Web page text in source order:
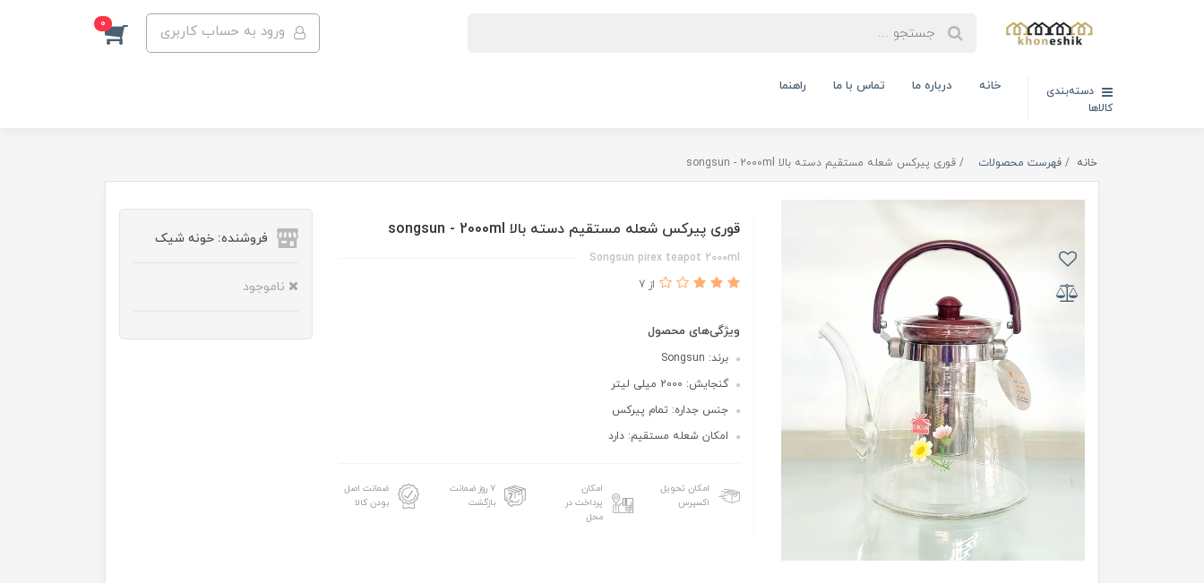
ورود به حساب کاربری 0
دسته‌بندی
کالاها
خانه درباره ما تماس با ما راهنما
خانه فهرست محصولات قوری پیرکس شعله مستقیم دسته بالا songsun - 2000ml
قوری پیرکس شعله مستقیم دسته بالا songsun - 2000ml
Songsun pirex teapot 2000ml
از 7
ویژگی‌های محصول
برند: Songsun
گنجایش: 2000 میلی لیتر
جنس جداره: تمام پیرکس
امکان شعله مستقیم: دارد
امکان تحویل
اکسپرس
امکان
پرداخت در
محل
۷ روز ضمانت
بازگشت
ضمانت اصل
بودن کالا
فروشنده: خونه شیک
ناموجود